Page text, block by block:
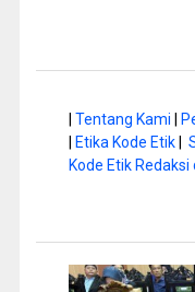
Tentang Kami
Etika Kode Etik|
Kode Etik